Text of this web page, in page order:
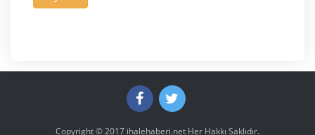
Copyright © 2017 ihalehaberi.net Her Hakkı Saklıdır.